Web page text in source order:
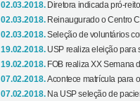
02.03.2018. Diretora indicada pró-
02.03.2018. Reinaugurado o Centro
02.03.2018.Seleção de voluntários
19.02.2018. USP realiza eleição para
19.02.2018. FOB realiza XX Semana
07.02.2018.Acontece matrícula para
07.02.2018. Na USP seleção de